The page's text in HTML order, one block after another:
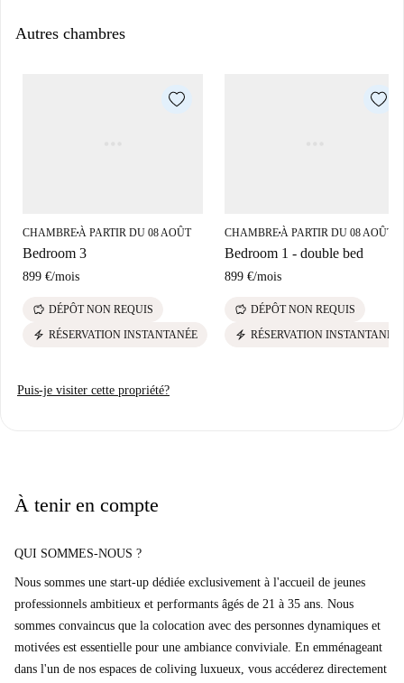
Regenbogenkreisel et le Frankfurter Engel. Vous profiterez également
d'un accès facile à des monuments culturels comme le A. Kirchner-
Autres chambres
CHAMBRE■À PARTIR DU 08 AOÛT
Bedroom 3
899 €/mois
savings DÉPÔT NON REQUIS
electric_bolt RÉSERVATION INSTANTANÉE
CHAMBRE■À PARTIR DU 08 AOÛT
Bedroom 1 - double bed
899 €/mois
savings DÉPÔT NON REQUIS
electric_bolt RÉSERVATION INSTANTANÉE
Puis-je visiter cette propriété?
À tenir en compte
QUI SOMMES-NOUS ?
Nous sommes une start-up dédiée exclusivement à l'accueil de jeunes
professionnels ambitieux et performants âgés de 21 à 35 ans. Nous
sommes convaincus que la colocation avec des personnes dynamiques et
motivées est essentielle pour une ambiance conviviale. En emménageant
dans l'un de nos espaces de coliving luxueux, vous accéderez directement